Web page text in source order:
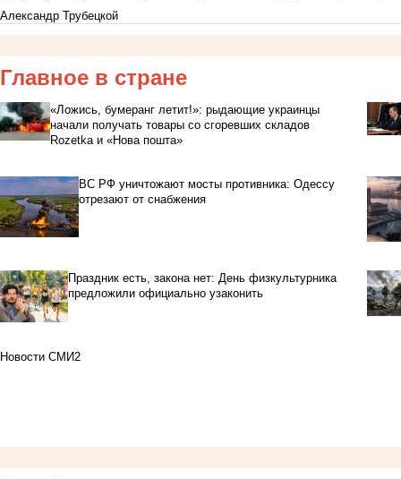
Александр Трубецкой
Главное в стране
«Ложись, бумеранг летит!»: рыдающие украинцы
начали получать товары со сгоревших складов
Rozetka и «Нова пошта»
ВС РФ уничтожают мосты противника: Одессу
отрезают от снабжения
Праздник есть, закона нет: День физкультурника
предложили официально узаконить
Новости СМИ2